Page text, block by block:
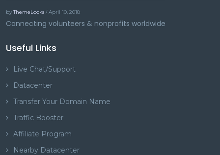
byThemeLooks / April 10, 2018
Connecting volunteers & nonprofits worldwide
Useful Links
Live Chat/Support
Datacenter
Transfer Your Domain Name
Traffic Booster
Affiliate Program
Nearby Datacenter